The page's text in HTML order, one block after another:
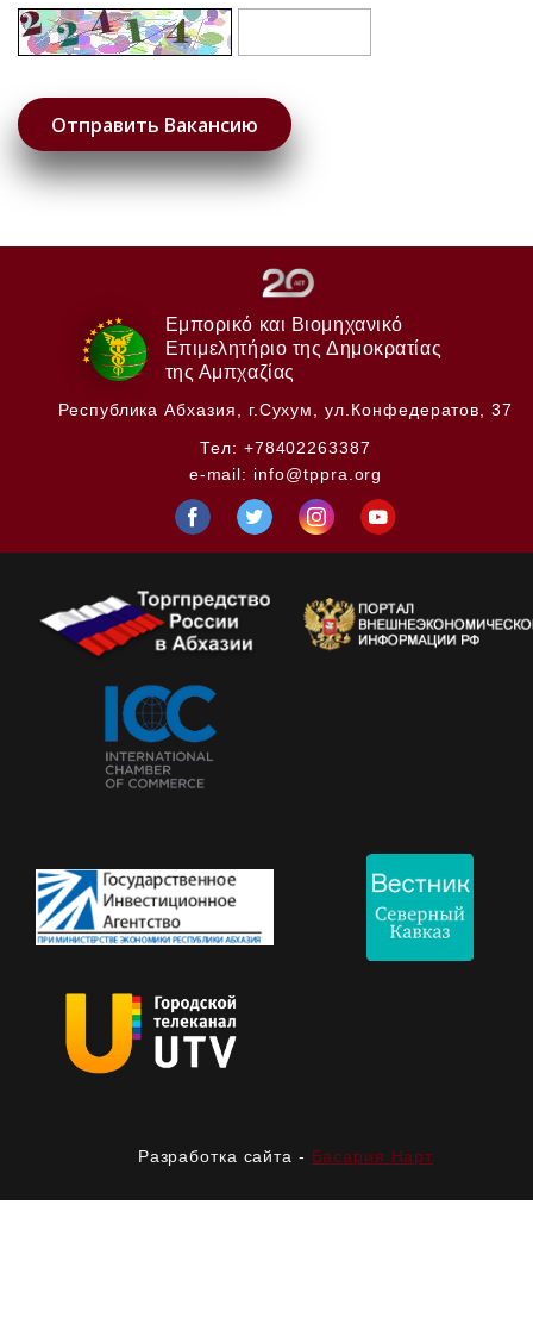
Εμπορικό και Βιομηχανικό
Επιμελητήριο της Δημοκρατίας
της Αμπχαζίας
Республика Абхазия,
г.Сухум, ул.Конфедератов, 37
Тел: +78402263387
e-mail: info@tppra.org
Разработка сайта - Басария Нарт